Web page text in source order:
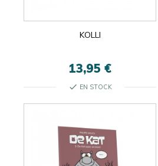
KOLLI
13,95 €
check EN STOCK